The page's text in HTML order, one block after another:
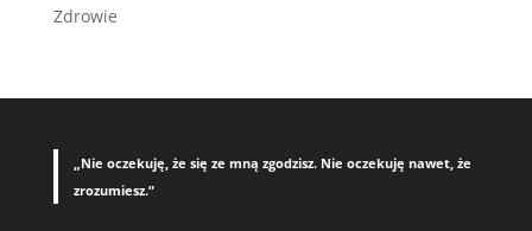
Zdrowie
„Nie oczekuję, że się ze mną zgodzisz. Nie oczekuję nawet, że
zrozumiesz.”